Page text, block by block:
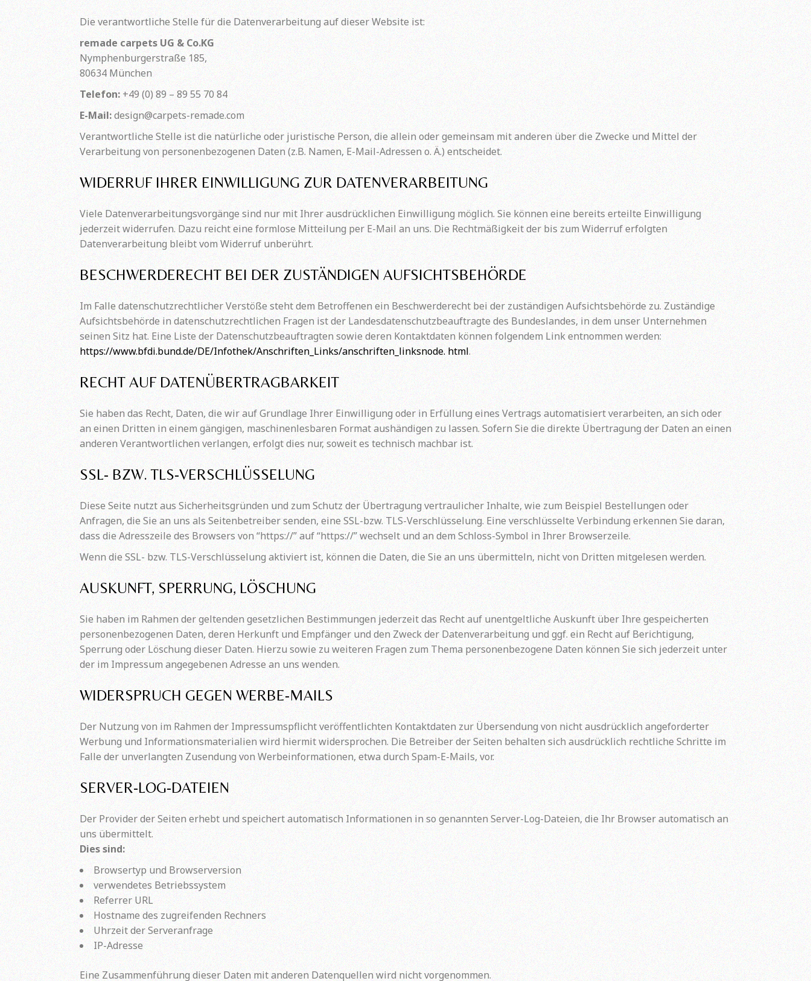
Die verantwortliche Stelle für die Datenverarbeitung auf dieser Website ist:
remade carpets UG & Co.KG
Nymphenburgerstraße 185,
80634 München
Telefon:+49 (0) 89 – 89 55 70 84
E-Mail:design@carpets-remade.com
Verantwortliche Stelle ist die natürliche oder juristische Person, die allein oder gemeinsam mit anderen über die Zwecke und Mittel der
Verarbeitung von personenbezogenen Daten (z.B. Namen, E-Mail-Adressen o. Ä.) entscheidet.
WIDERRUF IHRER EINWILLIGUNG ZUR DATENVERARBEITUNG
Viele Datenverarbeitungsvorgänge sind nur mit Ihrer ausdrücklichen Einwilligung möglich. Sie können eine bereits erteilte Einwilligung
jederzeit widerrufen. Dazu reicht eine formlose Mitteilung per E-Mail an uns. Die Rechtmäßigkeit der bis zum Widerruf erfolgten
Datenverarbeitung bleibt vom Widerruf unberührt.
BESCHWERDERECHT BEI DER ZUSTÄNDIGEN AUFSICHTSBEHÖRDE
Im Falle datenschutzrechtlicher Verstöße steht dem Betroffenen ein Beschwerderecht bei der zuständigen Aufsichtsbehörde zu. Zuständige
Aufsichtsbehörde in datenschutzrechtlichen Fragen ist der Landesdatenschutzbeauftragte des Bundeslandes, in dem unser Unternehmen
seinen Sitz hat. Eine Liste der Datenschutzbeauftragten sowie deren Kontaktdaten können folgendem Link entnommen werden:
https://www.bfdi.bund.de/DE/Infothek/Anschriften_Links/anschriften_linksnode. html.
RECHT AUF DATENÜBERTRAGBARKEIT
Sie haben das Recht, Daten, die wir auf Grundlage Ihrer Einwilligung oder in Erfüllung eines Vertrags automatisiert verarbeiten, an sich oder
an einen Dritten in einem gängigen, maschinenlesbaren Format aushändigen zu lassen. Sofern Sie die direkte Übertragung der Daten an einen
anderen Verantwortlichen verlangen, erfolgt dies nur, soweit es technisch machbar ist.
SSL- BZW. TLS-VERSCHLÜSSELUNG
Diese Seite nutzt aus Sicherheitsgründen und zum Schutz der Übertragung vertraulicher Inhalte, wie zum Beispiel Bestellungen oder
Anfragen, die Sie an uns als Seitenbetreiber senden, eine SSL-bzw. TLS-Verschlüsselung. Eine verschlüsselte Verbindung erkennen Sie daran,
dass die Adresszeile des Browsers von “https://” auf “https://” wechselt und an dem Schloss-Symbol in Ihrer Browserzeile.
Wenn die SSL- bzw. TLS-Verschlüsselung aktiviert ist, können die Daten, die Sie an uns übermitteln, nicht von Dritten mitgelesen werden.
AUSKUNFT, SPERRUNG, LÖSCHUNG
Sie haben im Rahmen der geltenden gesetzlichen Bestimmungen jederzeit das Recht auf unentgeltliche Auskunft über Ihre gespeicherten
personenbezogenen Daten, deren Herkunft und Empfänger und den Zweck der Datenverarbeitung und ggf. ein Recht auf Berichtigung,
Sperrung oder Löschung dieser Daten. Hierzu sowie zu weiteren Fragen zum Thema personenbezogene Daten können Sie sich jederzeit unter
der im Impressum angegebenen Adresse an uns wenden.
WIDERSPRUCH GEGEN WERBE-MAILS
Der Nutzung von im Rahmen der Impressumspflicht veröffentlichten Kontaktdaten zur Übersendung von nicht ausdrücklich angeforderter
Werbung und Informationsmaterialien wird hiermit widersprochen. Die Betreiber der Seiten behalten sich ausdrücklich rechtliche Schritte im
Falle der unverlangten Zusendung von Werbeinformationen, etwa durch Spam-E-Mails, vor.
SERVER-LOG-DATEIEN
Der Provider der Seiten erhebt und speichert automatisch Informationen in so genannten Server-Log-Dateien, die Ihr Browser automatisch an
uns übermittelt.
Dies sind:
Browsertyp und Browserversion
verwendetes Betriebssystem
Referrer URL
Hostname des zugreifenden Rechners
Uhrzeit der Serveranfrage
IP-Adresse
Eine Zusammenführung dieser Daten mit anderen Datenquellen wird nicht vorgenommen.